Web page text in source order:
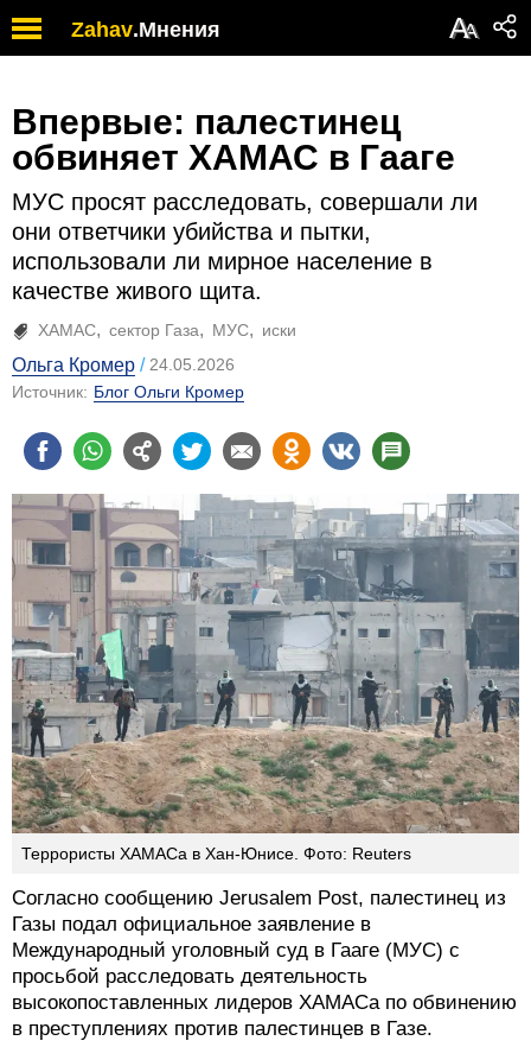
Zahav.Мнения АА
Впервые: палестинец
обвиняет ХАМАС в Гааге
МУС просят расследовать, совершали ли
они ответчики убийства и пытки,
использовали ли мирное население в
качестве живого щита.
ХАМАС сектор Газа МУС иски
Ольга Кромер
24.05.2026
Источник: Блог Ольги Кромер
Террористы ХАМАСа в Хан-Юнисе. Фото: Reuters
Согласно сообщению Jerusalem Post, палестинец из
Газы подал официальное заявление в
Международный уголовный суд в Гааге (МУС) с
просьбой расследовать деятельность
высокопоставленных лидеров ХАМАСа по обвинению
в преступлениях против палестинцев в Газе.